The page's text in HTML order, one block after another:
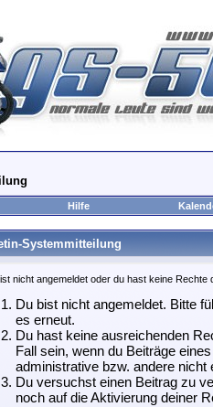
Hilfe
Systemmitteilung
nicht angemeldet oder du hast keine
Du bist nicht angemeldet. Bitte
es erneut.
Du hast keine ausreichenden
Fall sein, wenn du Beiträge
administrative bzw. andere nicht
Du versuchst einen Beitrag zu
noch auf die Aktivierung deiner